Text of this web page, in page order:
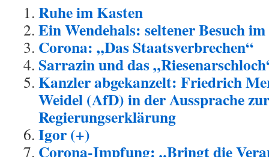
Ruhe im Kasten
Ein Wendehals: seltener Besuch
Corona: „Das Staatsverbrechen“
Sarrazin und das
Kanzler abgekanzelt: Friedrich
Weidel (AfD) in der Aussprache zur
Regierungserklärung
Igor (+)
Corona-Impfung: „Bringt die